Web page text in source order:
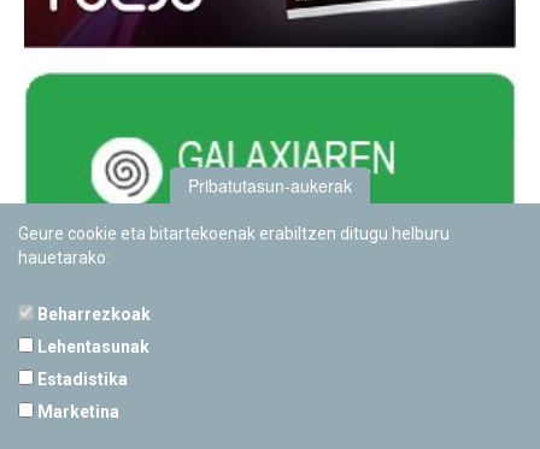
Pribatutasun-aukerak
Geure cookie eta bitartekoenak erabiltzen ditugu helburu
hauetarako:
Beharrezkoak
Lehentasunak
Estadistika
Marketina